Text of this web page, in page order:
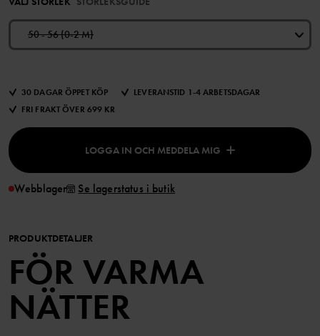
50 - 56 (0-2 M)
30 DAGAR ÖPPET KÖP
LEVERANSTID 1-4 ARBETSDAGAR
FRI FRAKT ÖVER 699 KR
LOGGA IN OCH MEDDELA MIG
Webblager Se lagerstatus i butik
PRODUKTDETALJER
FÖR VARMA
NÄTTER